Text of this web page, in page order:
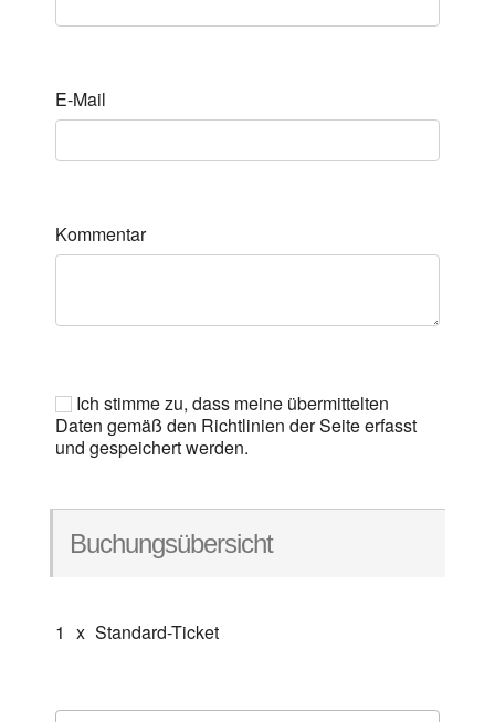
E-Mail
Kommentar
Ich stimme zu, dass meine übermittelten
Daten gemäß den Richtlinien der Seite erfasst
und gespeichert werden.
Buchungsübersicht
1 x Standard-Ticket